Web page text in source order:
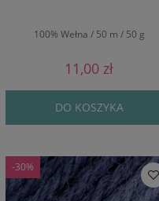
100% Wełna / 50 m / 50 g
11,00 zł
DO KOSZYKA
-30%